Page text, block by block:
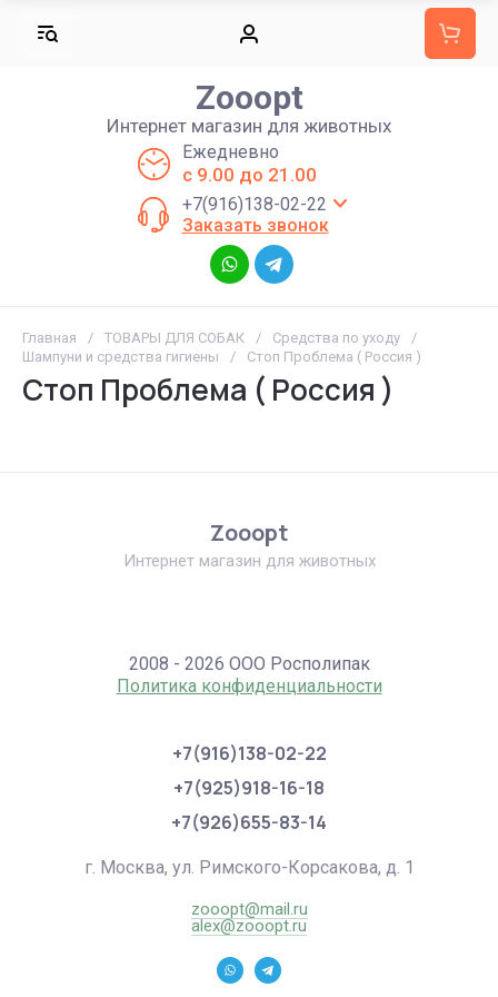
Zooopt
Интернет магазин для животных
Ежедневно
с 9.00 до 21.00
+7(916)138-02-22
Заказать звонок
Главная / ТОВАРЫ ДЛЯ СОБАК / Средства по уходу
/
Шампуни и средства гигиены
/ Стоп Проблема ( Россия )
Стоп Проблема ( Россия )
Zooopt
Интернет магазин для животных
2008 - 2026 ООО Росполипак
Политика конфиденциальности
+7(916)138-02-22
+7(925)918-16-18
+7(926)655-83-14
г. Москва, ул. Римского-Корсакова, д. 1
zooopt@mail.ru
alex@zooopt.ru